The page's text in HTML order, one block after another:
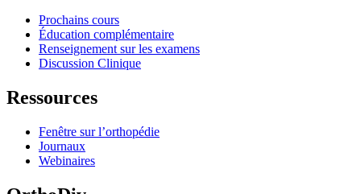
Prochains cours
Éducation complémentaire
Renseignement sur les examens
Discussion Clinique
Ressources
Fenêtre sur l’orthopédie
Journaux
Webinaires